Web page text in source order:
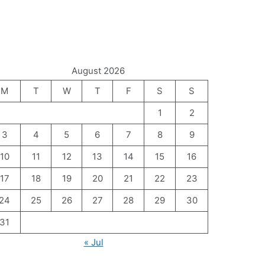
August 2026
M
T W T F S
S
1
2
3
4 5 6 7 8
9
10
11 12 13 14 15
16
17
18 19 20 21 22
23
25 26 27 28 29
30
31
« Jul